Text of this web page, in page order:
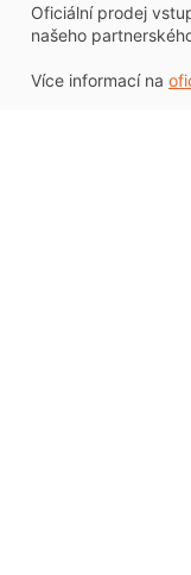
Oficiální prodej
našeho
Více informací na